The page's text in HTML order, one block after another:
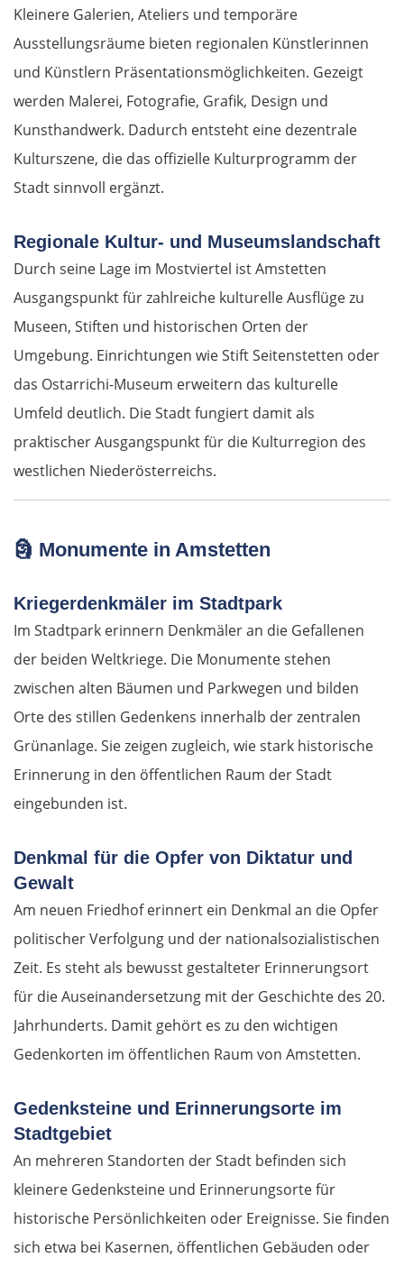
Kleinere Galerien, Ateliers und temporäre
Ausstellungsräume bieten regionalen Künstlerinnen
und Künstlern Präsentationsmöglichkeiten. Gezeigt
werden Malerei, Fotografie, Grafik, Design und
Kunsthandwerk. Dadurch entsteht eine dezentrale
Kulturszene, die das offizielle Kulturprogramm der
Stadt sinnvoll ergänzt.
Regionale Kultur- und Museumslandschaft
Durch seine Lage im Mostviertel ist Amstetten
Ausgangspunkt für zahlreiche kulturelle Ausflüge zu
Museen, Stiften und historischen Orten der
Umgebung. Einrichtungen wie Stift Seitenstetten oder
das Ostarrichi-Museum erweitern das kulturelle
Umfeld deutlich. Die Stadt fungiert damit als
praktischer Ausgangspunkt für die Kulturregion des
westlichen Niederösterreichs.
🗿 Monumente in Amstetten
Kriegerdenkmäler im Stadtpark
Im Stadtpark erinnern Denkmäler an die Gefallenen
der beiden Weltkriege. Die Monumente stehen
zwischen alten Bäumen und Parkwegen und bilden
Orte des stillen Gedenkens innerhalb der zentralen
Grünanlage. Sie zeigen zugleich, wie stark historische
Erinnerung in den öffentlichen Raum der Stadt
eingebunden ist.
Denkmal für die Opfer von Diktatur und
Gewalt
Am neuen Friedhof erinnert ein Denkmal an die Opfer
politischer Verfolgung und der nationalsozialistischen
Zeit. Es steht als bewusst gestalteter Erinnerungsort
für die Auseinandersetzung mit der Geschichte des 20.
Jahrhunderts. Damit gehört es zu den wichtigen
Gedenkorten im öffentlichen Raum von Amstetten.
Gedenksteine und Erinnerungsorte im
Stadtgebiet
An mehreren Standorten der Stadt befinden sich
kleinere Gedenksteine und Erinnerungsorte für
historische Persönlichkeiten oder Ereignisse. Sie finden
sich etwa bei Kasernen, öffentlichen Gebäuden oder